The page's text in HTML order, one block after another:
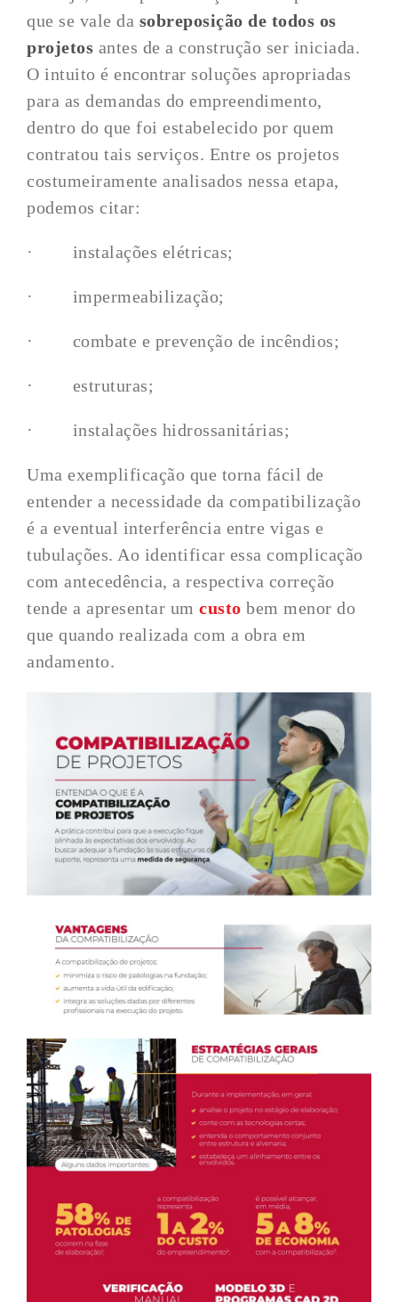
que se vale da sobreposição de todos os
projetos antes de a construção ser iniciada.
O intuito é encontrar soluções apropriadas
para as demandas do empreendimento,
dentro do que foi estabelecido por quem
contratou tais serviços. Entre os projetos
costumeiramente analisados nessa etapa,
podemos citar:
· instalações elétricas;
· impermeabilização;
· combate e prevenção de incêndios;
· estruturas;
· instalações hidrossanitárias;
Uma exemplificação que torna fácil de
entender a necessidade da compatibilização
é a eventual interferência entre vigas e
tubulações. Ao identificar essa complicação
com antecedência, a respectiva correção
tende a apresentar umcusto bem menor do
que quando realizada com a obra em
andamento.